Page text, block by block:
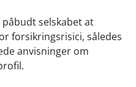
selskabet at
forsikringsrisici, således
anvisninger om